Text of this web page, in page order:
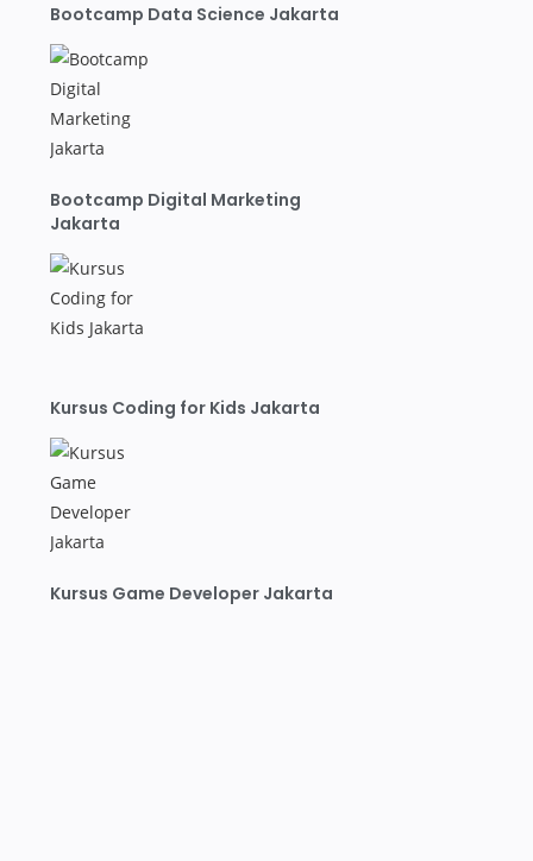
Bootcamp Data Science Jakarta
Bootcamp Digital Marketing
Jakarta
Kursus Coding for Kids Jakarta
Kursus Game Developer Jakarta